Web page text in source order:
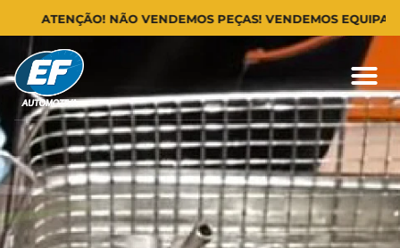
ATENÇÃO! NÃO VENDEMOS PEÇAS! VENDEMOS